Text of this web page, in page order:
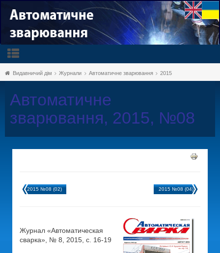
Видавничий дім Журнали Автоматичне зварювання 2015
Автоматичне
зварювання, 2015, №08
2015 №08 (02) 2015 №08 (04)
Журнал «Автоматическая
сварка», № 8, 2015, с. 16-19